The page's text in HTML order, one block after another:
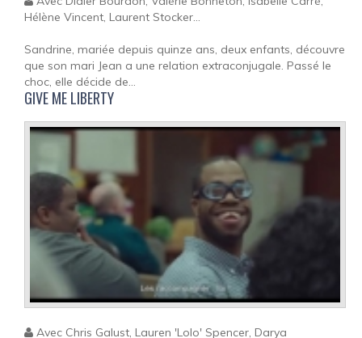
Hélène Vincent, Laurent Stocker...
Sandrine, mariée depuis quinze ans, deux enfants, découvre
que son mari Jean a une relation extraconjugale. Passé le
choc, elle décide de...
GIVE ME LIBERTY
Avec Chris Galust, Lauren 'Lolo' Spencer, Darya